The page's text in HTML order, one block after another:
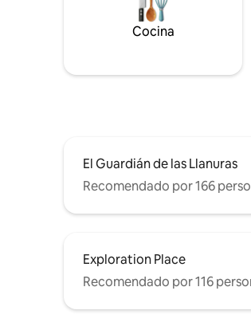
La piscina del embalse se abre a
mediados de marzo; en primavera,
refrescante.
Cocina
El Guardián de las Llanuras
Recomendado por 166
Exploration Place
Recomendado por 116